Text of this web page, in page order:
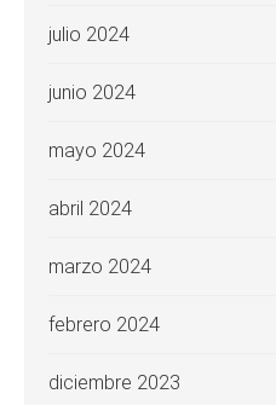
julio 2024
junio 2024
mayo 2024
abril 2024
marzo 2024
febrero 2024
diciembre 2023